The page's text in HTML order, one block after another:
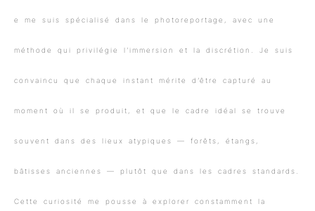
e me suis spécialisé dans le photoreportage, avec une
méthode qui privilégie l’immersion et la discrétion. Je suis
convaincu que chaque instant mérite d’être capturé au
moment où il se produit, et que le cadre idéal se trouve
souvent dans des lieux atypiques — forêts, étangs,
bâtisses anciennes — plutôt que dans les cadres standards.
Cette curiosité me pousse à explorer constamment la